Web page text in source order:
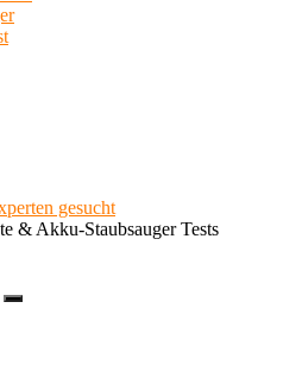
gesucht
& Akku-Staubsauger Tests